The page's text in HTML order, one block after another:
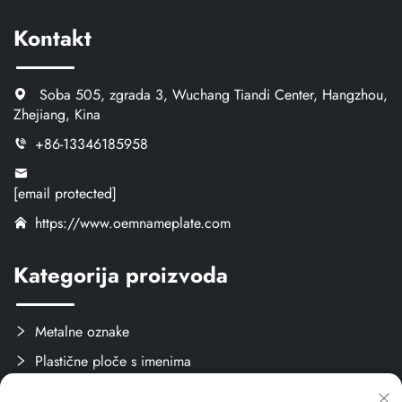
Kontakt
Soba 505, zgrada 3, Wuchang Tiandi Center, Hangzhou,
Zhejiang, Kina
+86-13346185958
[email protected]
https://www.oemnameplate.com
Kategorija proizvoda
Metalne oznake
Plastične ploče s imenima